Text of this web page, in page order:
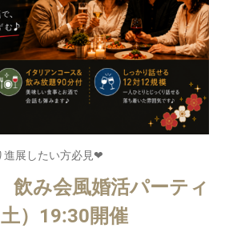
展したい方必見❤
み会風婚活パーティ
）19:30開催